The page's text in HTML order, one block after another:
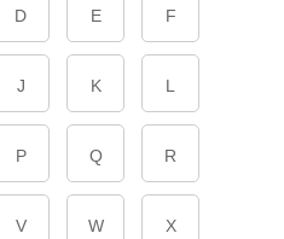
D E F
J K L
P Q R
V W X